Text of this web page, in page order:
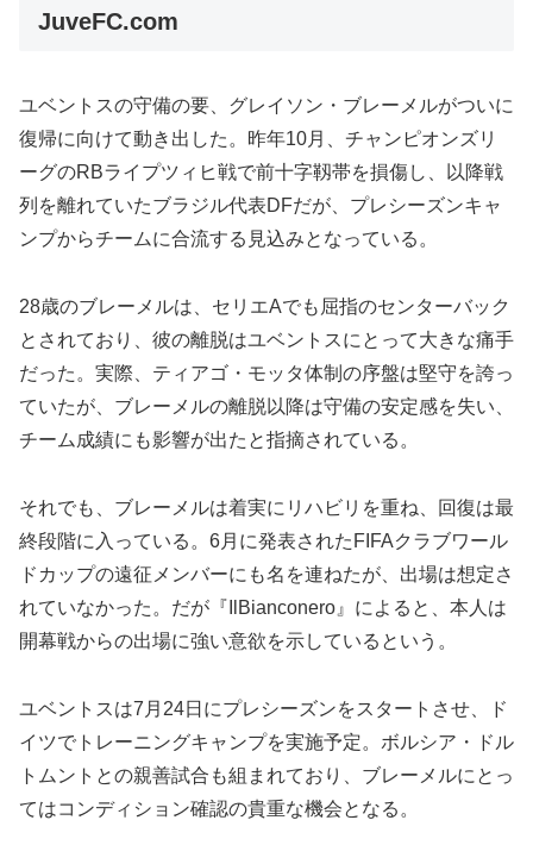
JuveFC.com
ユベントスの守備の要、グレイソン・ブレーメルがついに
復帰に向けて動き出した。昨年10月、チャンピオンズリ
ーグのRBライプツィヒ戦で前十字靱帯を損傷し、以降戦
列を離れていたブラジル代表DFだが、プレシーズンキャ
ンプからチームに合流する見込みとなっている。
28歳のブレーメルは、セリエAでも屈指のセンターバック
とされており、彼の離脱はユベントスにとって大きな痛手
だった。実際、ティアゴ・モッタ体制の序盤は堅守を誇っ
ていたが、ブレーメルの離脱以降は守備の安定感を失い、
チーム成績にも影響が出たと指摘されている。
それでも、ブレーメルは着実にリハビリを重ね、回復は最
終段階に入っている。6月に発表されたFIFAクラブワール
ドカップの遠征メンバーにも名を連ねたが、出場は想定さ
れていなかった。だが『IlBianconero』によると、本人は
開幕戦からの出場に強い意欲を示しているという。
ユベントスは7月24日にプレシーズンをスタートさせ、ド
イツでトレーニングキャンプを実施予定。ボルシア・ドル
トムントとの親善試合も組まれており、ブレーメルにとっ
てはコンディション確認の貴重な機会となる。